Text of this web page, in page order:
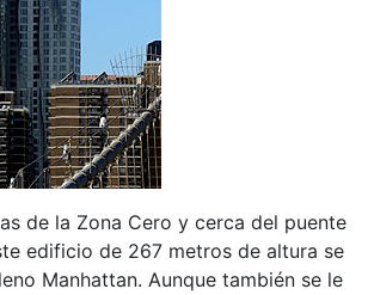
de la Zona Cero y cerca del puente
edificio de 267 metros de altura se
Manhattan. Aunque también se le